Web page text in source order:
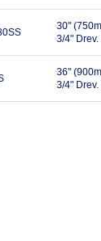
30"
3/4" Drev.
36"
3/4" Drev.